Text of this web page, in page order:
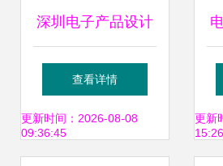
深圳电子产品设计
公司怎么选 主要看
四点
查看详情
更新时间：2026-08-08
09:36:45
更新